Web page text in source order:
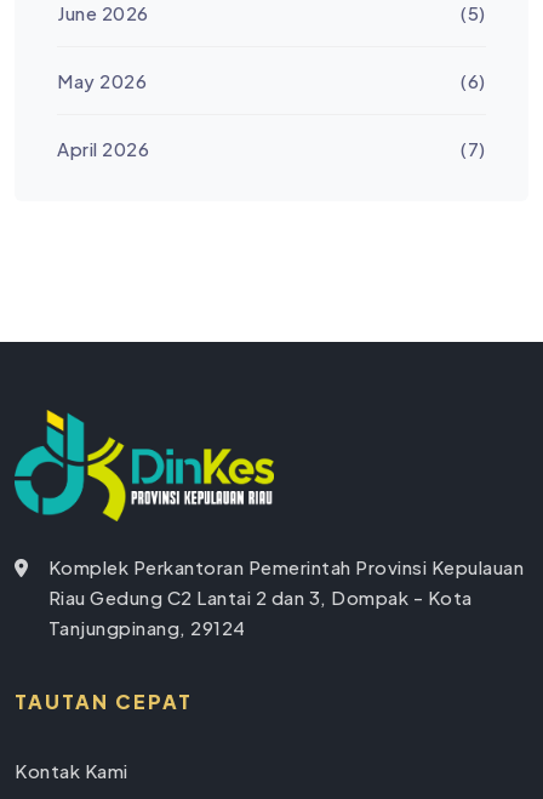
June 2026 (5)
May 2026 (6)
April 2026 (7)
Komplek Perkantoran Pemerintah Provinsi Kepulauan
Riau Gedung C2 Lantai 2 dan 3, Dompak - Kota
Tanjungpinang, 29124
TAUTAN CEPAT
Kontak Kami